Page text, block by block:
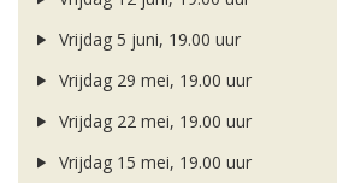
Vrijdag 5 juni, 19.00 uur
Vrijdag 29 mei, 19.00 uur
Vrijdag 22 mei, 19.00 uur
Vrijdag 15 mei, 19.00 uur